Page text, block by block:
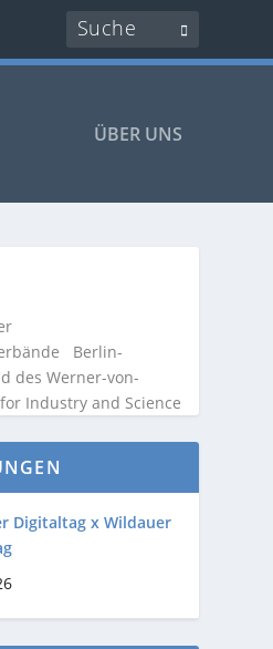
ÜBER UNS
Berlin-
des Werner-von-
Industry and Science
Digitaltag x Wildauer